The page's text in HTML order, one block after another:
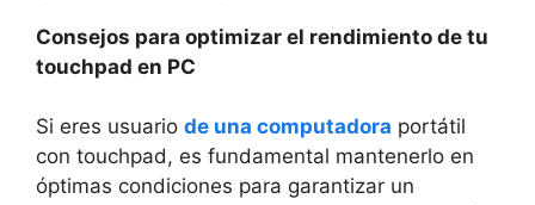
Consejos para optimizar el ​rendimiento de tu⁢
touchpad en PC
Si eres usuario de una computadora portátil
con⁢ touchpad, es‍ fundamental mantenerlo en
óptimas condiciones​ para garantizar un